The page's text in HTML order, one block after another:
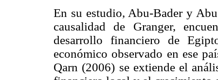
En su estudio, Abu-Bader y
causalidad de Granger,
desarrollo financiero de
económico observado en ese
Qarn (2006) se extiende el